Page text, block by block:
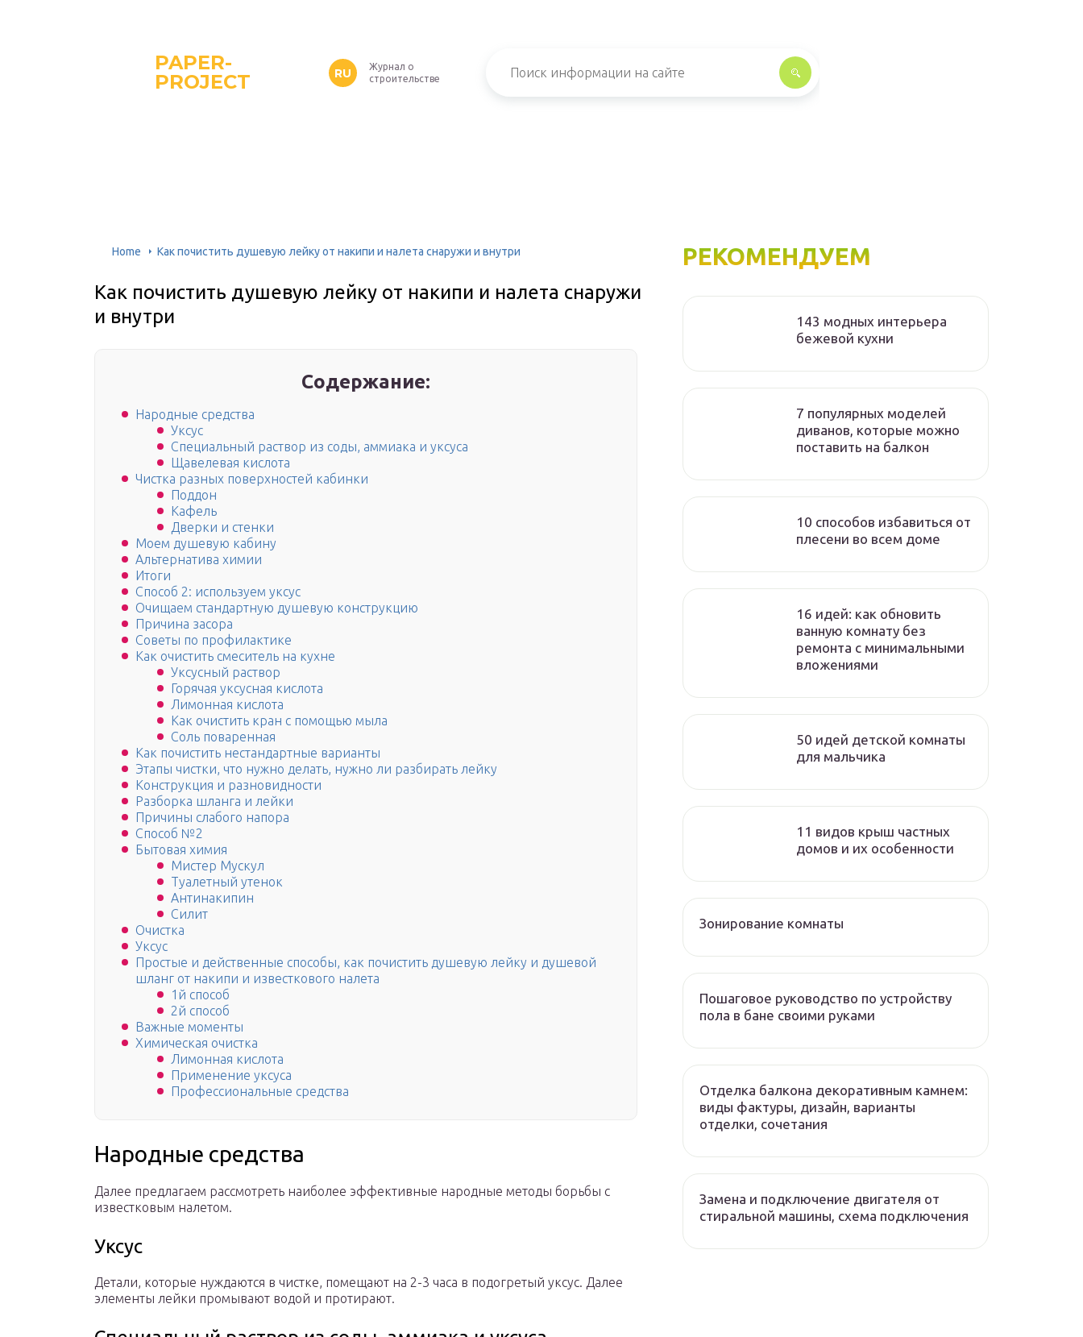
PAPER-
PROJECT
RU
Журнал о
строительстве
Home Как почистить душевую лейку от накипи и налета снаружи и внутри
Как почистить душевую лейку от накипи и налета снаружи
и внутри
Содержание:
Народные средства
Уксус
Специальный раствор из соды, аммиака и уксуса
Щавелевая кислота
Чистка разных поверхностей кабинки
Поддон
Кафель
Дверки и стенки
Моем душевую кабину
Альтернатива химии
Итоги
Способ 2: используем уксус
Очищаем стандартную душевую конструкцию
Причина засора
Советы по профилактике
Как очистить смеситель на кухне
Уксусный раствор
Горячая уксусная кислота
Лимонная кислота
Как очистить кран с помощью мыла
Соль поваренная
Как почистить нестандартные варианты
Этапы чистки, что нужно делать, нужно ли разбирать лейку
Конструкция и разновидности
Разборка шланга и лейки
Причины слабого напора
Способ №2
Бытовая химия
Мистер Мускул
Туалетный утенок
Антинакипин
Силит
Очистка
Уксус
Простые и действенные способы, как почистить душевую лейку и душевой
шланг от накипи и известкового налета
1й способ
2й способ
Важные моменты
Химическая очистка
Лимонная кислота
Применение уксуса
Профессиональные средства
Народные средства
Далее предлагаем рассмотреть наиболее эффективные народные методы борьбы с
известковым налетом.
Уксус
Детали, которые нуждаются в чистке, помещают на 2-3 часа в подогретый уксус. Далее
элементы лейки промывают водой и протирают.
РЕКОМЕНДУЕМ
143 модных интерьера
бежевой кухни
7 популярных моделей
диванов, которые можно
поставить на балкон
10 способов избавиться от
плесени во всем доме
16 идей: как обновить
ванную комнату без
ремонта с минимальными
вложениями
50 идей детской комнаты
для мальчика
11 видов крыш частных
домов и их особенности
Зонирование комнаты
Пошаговое руководство по устройству
пола в бане своими руками
Отделка балкона декоративным камнем:
виды фактуры, дизайн, варианты
отделки, сочетания
Замена и подключение двигателя от
стиральной машины, схема подключения